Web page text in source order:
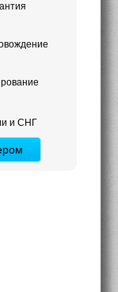
и СНГ